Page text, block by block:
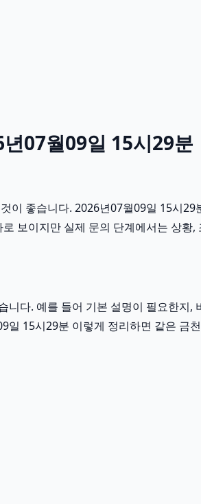
07월09일 15시29분
좋습니다. 2026년07월09일 15시
보이지만 실제 문의 단계에서는 상
다. 예를 들어 기본 설명이 필요한지
15시29분 이렇게 정리하면 같은 금